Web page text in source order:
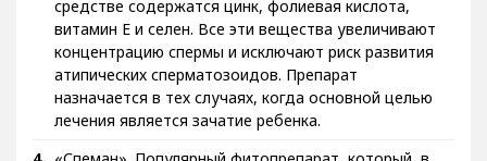
средстве содержатся цинк, фолиевая кислота,
витамин Е и селен. Все эти вещества увеличивают
концентрацию спермы и исключают риск развития
атипических сперматозоидов. Препарат
назначается в тех случаях, когда основной целью
лечения является зачатие ребенка.